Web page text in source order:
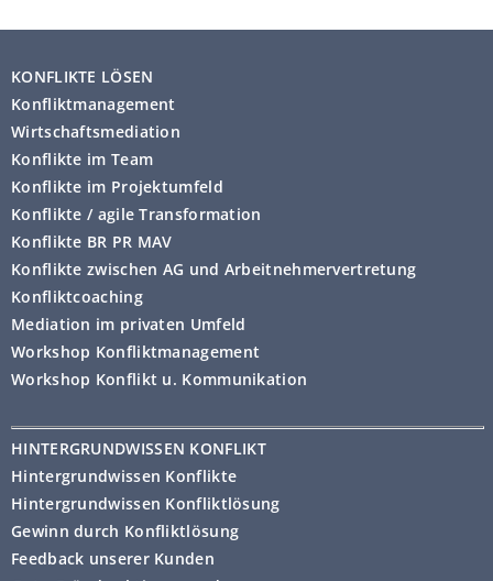
KONFLIKTE LÖSEN
Konfliktmanagement
Wirtschaftsmediation
Konflikte im Team
Konflikte im Projektumfeld
Konflikte / agile Transformation
Konflikte BR PR MAV
Konflikte zwischen AG und Arbeitnehmervertretung
Konfliktcoaching
Mediation im privaten Umfeld
Workshop Konfliktmanagement
Workshop Konflikt u. Kommunikation
HINTERGRUNDWISSEN KONFLIKT
Hintergrundwissen Konflikte
Hintergrundwissen Konfliktlösung
Gewinn durch Konfliktlösung
Feedback unserer Kunden